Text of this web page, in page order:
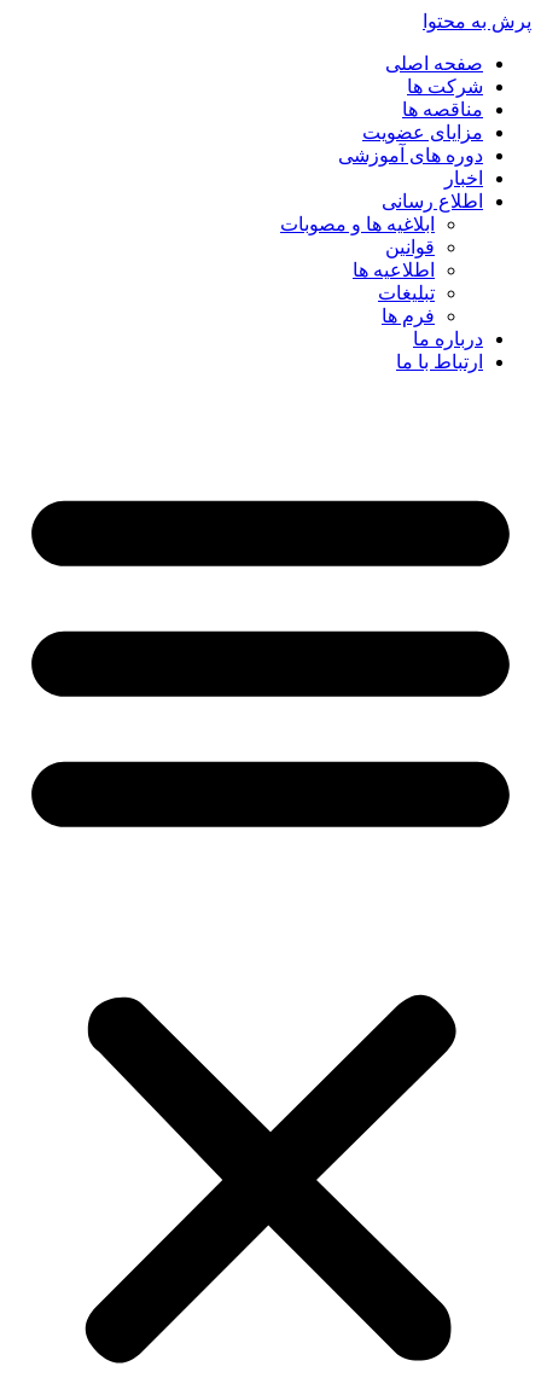
پرش به محتوا
صفحه اصلی
شرکت ها
مناقصه ها
مزایای عضویت
دوره های آموزشی
اخبار
اطلاع رسانی
ابلاغیه ها و مصوبات
قوانین
اطلاعیه ها
تبلیغات
فرم ها
درباره ما
ارتباط با ما